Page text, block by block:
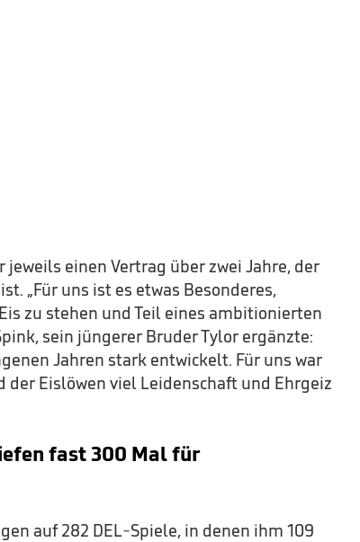
einen Vertrag über zwei Jahre, der
„Für uns ist es etwas Besonderes,
zu stehen und Teil eines ambitionierten
sein jüngerer Bruder Tylor ergänzte:
Jahren stark entwickelt. Für uns war
der Eislöwen viel Leidenschaft und Ehrgeiz
fast 300 Mal für
auf 282 DEL-Spiele, in denen ihm 109